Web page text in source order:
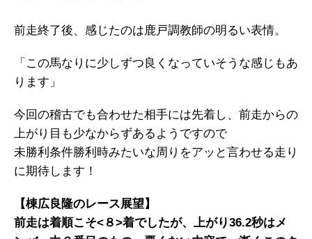
前走終了後、感じたのは鹿戸調教師の明るい表情。
「この馬なりに少しずつ良くなっていそうな感じもあ
ります」
今回の稽古でも合わせた相手には先着し、前走からの
上がり目も少なからずあるようですので
未勝利条件勝利時みたいな周りをアッと言わせる走り
に期待します！
【棟広良隆のレース展望】
前走は着順こそ<８>着でしたが、上がり36.2秒はメ